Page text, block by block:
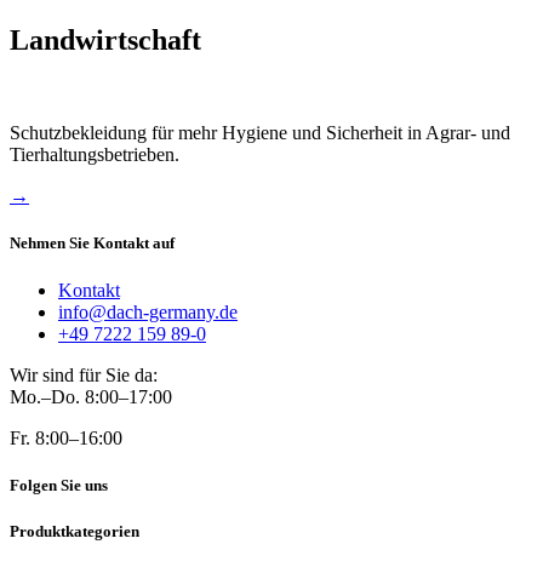
Landwirtschaft
Schutzbekleidung für mehr Hygiene und Sicherheit in Agrar- und
Tierhaltungsbetrieben.
→
Nehmen Sie Kontakt auf
Kontakt
info@dach-germany.de
+49 7222 159 89-0
Wir sind für Sie da:
Mo.–Do. 8:00–17:00
Fr. 8:00–16:00
Folgen Sie uns
Produktkategorien